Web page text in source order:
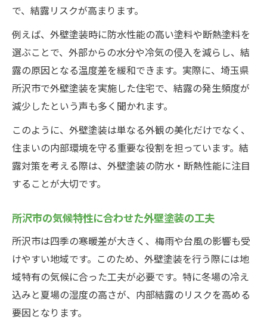
所沢市住宅で選びたい結露防止外壁塗装材
結露が心配な住まいに外壁塗装が有効な理由
外壁塗装が結露発生を防ぐ仕組みを徹底解
説
内部結露対策で外壁塗装が選ばれる背景
住宅の耐久性向上に外壁塗装がもたらす効
果
外壁塗装と断熱材で結露を抑える方法
外壁塗装を活用した結露リスク軽減の実例
内部結露を防止するための塗装選びのポイント
内部結露対策には塗料の種類が重要な理由
外壁塗装選びで失敗しないための注意点
結露リスクを減らすための塗装材比較ポイ
ント
で、結露リスクが高まります。
例えば、外壁塗装時に防水性能の高い塗料や断熱塗料を
選ぶことで、外部からの水分や冷気の侵入を減らし、結
露の原因となる温度差を緩和できます。実際に、埼玉県
所沢市で外壁塗装を実施した住宅で、結露の発生頻度が
減少したという声も多く聞かれます。
このように、外壁塗装は単なる外観の美化だけでなく、
住まいの内部環境を守る重要な役割を担っています。結
露対策を考える際は、外壁塗装の防水・断熱性能に注目
することが大切です。
所沢市の気候特性に合わせた外壁塗装の工夫
所沢市は四季の寒暖差が大きく、梅雨や台風の影響も受
けやすい地域です。このため、外壁塗装を行う際には地
域特有の気候に合った工夫が必要です。特に冬場の冷え
込みと夏場の湿度の高さが、内部結露のリスクを高める
要因となります。